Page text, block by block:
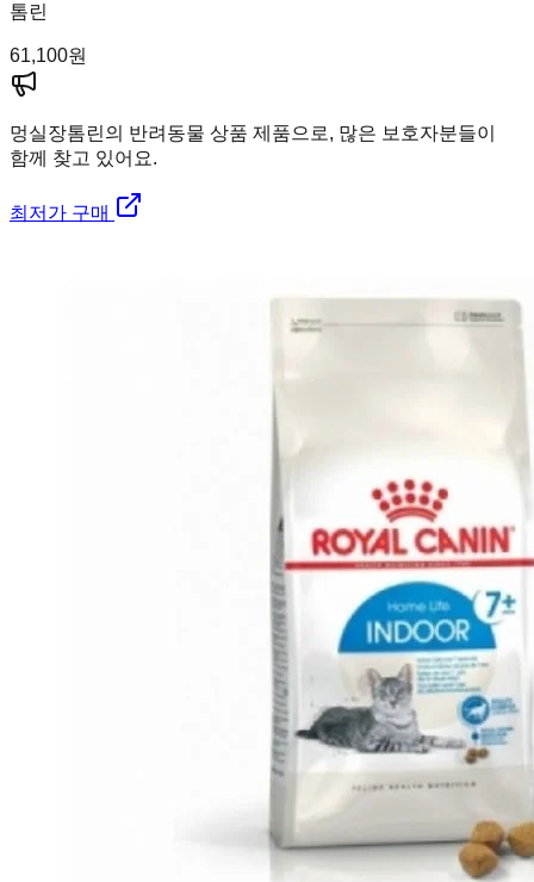
톰린
61,100원
멍실장톰린의 반려동물 상품 제품으로, 많은 보호자분들이
함께 찾고 있어요.
최저가 구매